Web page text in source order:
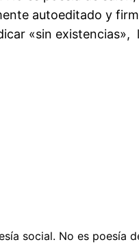
autoeditado y
«sin existencias»,
social. No es poesía